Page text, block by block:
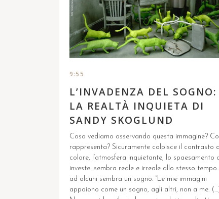
9:55
L’INVADENZA DEL SOGNO:
LA REALTÀ INQUIETA DI
SANDY SKOGLUND
Cosa vediamo osservando questa immagine?
rappresenta? Sicuramente colpisce il contrasto
colore, l’atmosfera inquietante, lo spaesamento
investe…sembra reale e irreale allo stesso
ad alcuni sembra un sogno. “Le mie immagini
appaiono come un sogno, agli altri, non a me.